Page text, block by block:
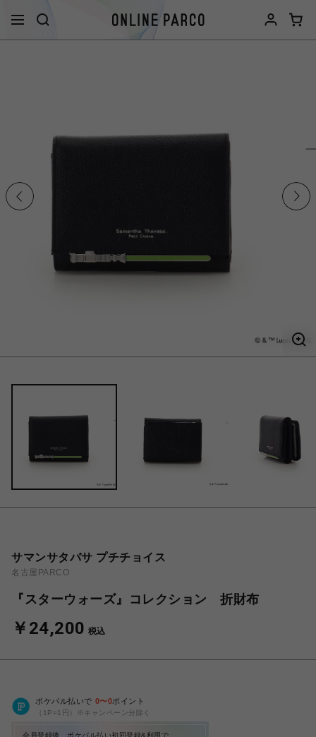
サマンサタバサ プチチョイス
名古屋PARCO
『スターウォーズ』コレクション 折財布
￥24,200 税込
ポケパル払いで 0〜0ポイント
（1P=1円）※キャンペーン分除く
会員登録後、ポケパル払い初回登録&利用で